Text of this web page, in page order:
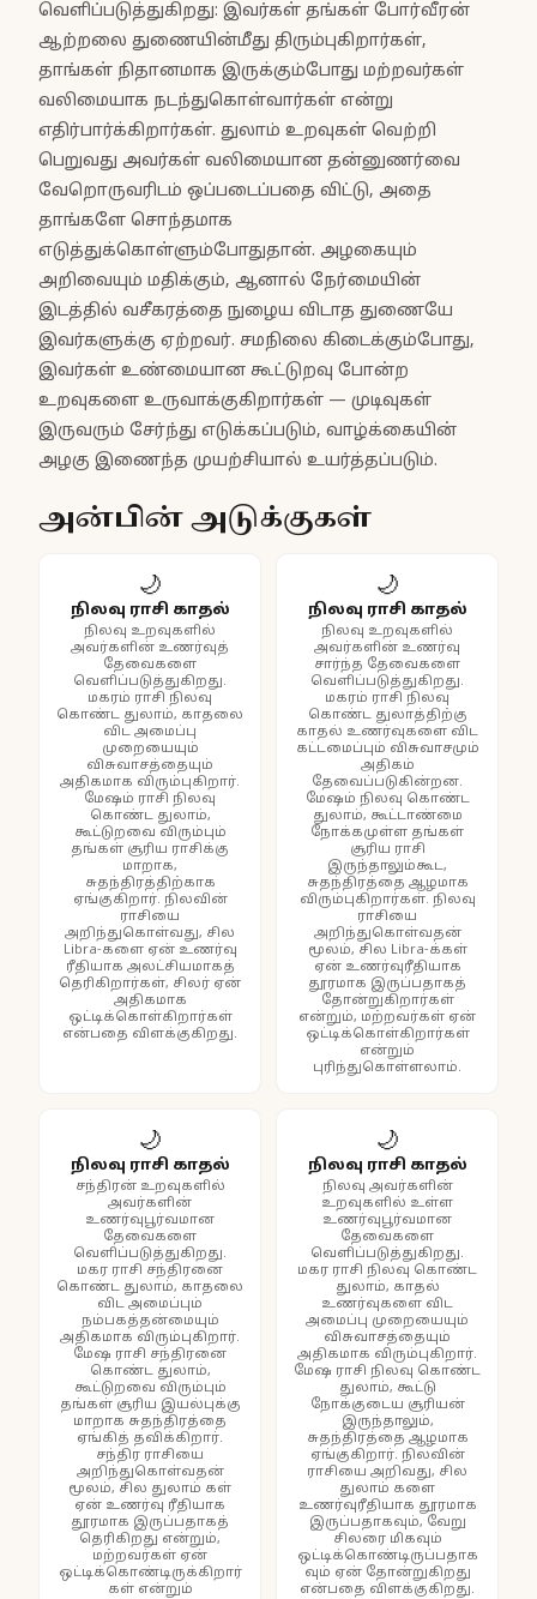
வெளிப்படுத்துகிறது: இவர்கள் தங்கள் போர்வீரன்
ஆற்றலை துணையின்மீது திரும்புகிறார்கள்,
தாங்கள் நிதானமாக இருக்கும்போது மற்றவர்கள்
வலிமையாக நடந்துகொள்வார்கள் என்று
எதிர்பார்க்கிறார்கள். துலாம் உறவுகள் வெற்றி
பெறுவது அவர்கள் வலிமையான தன்னுணர்வை
வேறொருவரிடம் ஒப்படைப்பதை விட்டு, அதை
தாங்களே சொந்தமாக
எடுத்துக்கொள்ளும்போதுதான். அழகையும்
அறிவையும் மதிக்கும், ஆனால் நேர்மையின்
இடத்தில் வசீகரத்தை நுழைய விடாத துணையே
இவர்களுக்கு ஏற்றவர். சமநிலை கிடைக்கும்போது,
இவர்கள் உண்மையான கூட்டுறவு போன்ற
உறவுகளை உருவாக்குகிறார்கள் — முடிவுகள்
இருவரும் சேர்ந்து எடுக்கப்படும், வாழ்க்கையின்
அழகு இணைந்த முயற்சியால் உயர்த்தப்படும்.
அன்பின் அடுக்குகள்
🌙
நிலவு ராசி காதல்
நிலவு உறவுகளில்
அவர்களின் உணர்வுத்
தேவைகளை
வெளிப்படுத்துகிறது.
மகரம் ராசி நிலவு
கொண்ட துலாம், காதலை
விட அமைப்பு
முறையையும்
விசுவாசத்தையும்
அதிகமாக விரும்புகிறார்.
மேஷம் ராசி நிலவு
கொண்ட துலாம்,
கூட்டுறவை விரும்பும்
தங்கள் சூரிய ராசிக்கு
மாறாக,
சுதந்திரத்திற்காக
ஏங்குகிறார். நிலவின்
ராசியை
அறிந்துகொள்வது, சில
Libra-களை ஏன் உணர்வு
ரீதியாக அலட்சியமாகத்
தெரிகிறார்கள், சிலர் ஏன்
அதிகமாக
ஒட்டிக்கொள்கிறார்கள்
என்பதை விளக்குகிறது.
🌙
நிலவு ராசி காதல்
நிலவு உறவுகளில்
அவர்களின் உணர்வு
சார்ந்த தேவைகளை
வெளிப்படுத்துகிறது.
மகரம் ராசி நிலவு
கொண்ட துலாத்திற்கு
காதல் உணர்வுகளை விட
கட்டமைப்பும் விசுவாசமும்
அதிகம்
தேவைப்படுகின்றன.
மேஷம் நிலவு கொண்ட
துலாம், கூட்டாண்மை
நோக்கமுள்ள தங்கள்
சூரிய ராசி
இருந்தாலும்கூட,
சுதந்திரத்தை ஆழமாக
விரும்புகிறார்கள். நிலவு
ராசியை
அறிந்துகொள்வதன்
மூலம், சில Libra-க்கள்
ஏன் உணர்வுரீதியாக
தூரமாக இருப்பதாகத்
தோன்றுகிறார்கள்
என்றும், மற்றவர்கள் ஏன்
ஒட்டிக்கொள்கிறார்கள்
என்றும்
புரிந்துகொள்ளலாம்.
🌙
நிலவு ராசி காதல்
சந்திரன் உறவுகளில்
அவர்களின்
உணர்வுபூர்வமான
தேவைகளை
வெளிப்படுத்துகிறது.
மகர ராசி சந்திரனை
கொண்ட துலாம், காதலை
விட அமைப்பும்
நம்பகத்தன்மையும்
அதிகமாக விரும்புகிறார்.
மேஷ ராசி சந்திரனை
கொண்ட துலாம்,
கூட்டுறவை விரும்பும்
தங்கள் சூரிய இயல்புக்கு
மாறாக சுதந்திரத்தை
ஏங்கித் தவிக்கிறார்.
சந்திர ராசியை
அறிந்துகொள்வதன்
மூலம், சில துலாம் கள்
ஏன் உணர்வு ரீதியாக
தூரமாக இருப்பதாகத்
தெரிகிறது என்றும்,
மற்றவர்கள் ஏன்
ஒட்டிக்கொண்டிருக்கிறார்
கள் என்றும்
🌙
நிலவு ராசி காதல்
நிலவு அவர்களின்
உறவுகளில் உள்ள
உணர்வுபூர்வமான
தேவைகளை
வெளிப்படுத்துகிறது.
மகர ராசி நிலவு கொண்ட
துலாம், காதல்
உணர்வுகளை விட
அமைப்பு முறையையும்
விசுவாசத்தையும்
அதிகமாக விரும்புகிறார்.
மேஷ ராசி நிலவு கொண்ட
துலாம், கூட்டு
நோக்குடைய சூரியன்
இருந்தாலும்,
சுதந்திரத்தை ஆழமாக
ஏங்குகிறார். நிலவின்
ராசியை அறிவது, சில
துலாம் களை
உணர்வுரீதியாக தூரமாக
இருப்பதாகவும், வேறு
சிலரை மிகவும்
ஒட்டிக்கொண்டிருப்பதாக
வும் ஏன் தோன்றுகிறது
என்பதை விளக்குகிறது.